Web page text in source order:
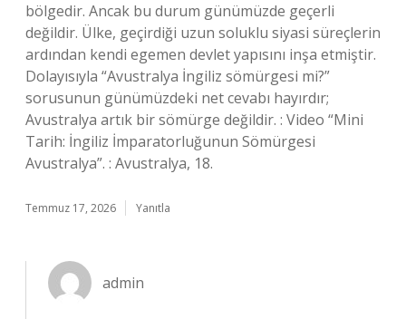
bölgedir. Ancak bu durum günümüzde geçerli
değildir. Ülke, geçirdiği uzun soluklu siyasi süreçlerin
ardından kendi egemen devlet yapısını inşa etmiştir.
Dolayısıyla “Avustralya İngiliz sömürgesi mi?”
sorusunun günümüzdeki net cevabı hayırdır;
Avustralya artık bir sömürge değildir. : Video “Mini
Tarih: İngiliz İmparatorluğunun Sömürgesi
Avustralya”. : Avustralya, 18.
Temmuz 17, 2026 Yanıtla
admin